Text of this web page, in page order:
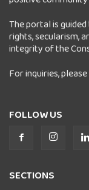
The portal is
rights, secularism,
integrity of the
For inquiries,
FOLLOW US
SECTIONS